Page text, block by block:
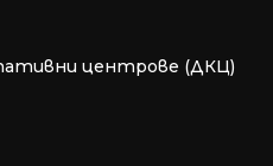
центрове (ДКЦ)